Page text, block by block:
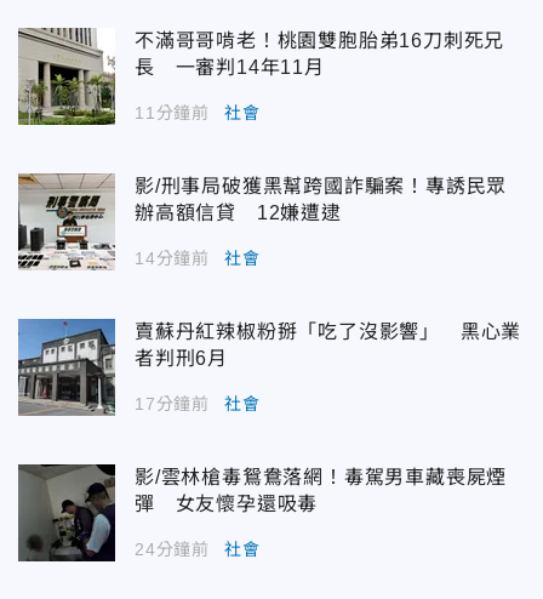
不滿哥哥啃老！桃園雙胞胎弟16刀刺死兄
長 一審判14年11月
11分鐘前 社會
影/刑事局破獲黑幫跨國詐騙案！專誘民眾
辦高額信貸 12嫌遭逮
14分鐘前 社會
賣蘇丹紅辣椒粉掰「吃了沒影響」 黑心業
者判刑6月
17分鐘前 社會
影/雲林槍毒鴛鴦落網！毒駕男車藏喪屍煙
彈 女友懷孕還吸毒
24分鐘前 社會